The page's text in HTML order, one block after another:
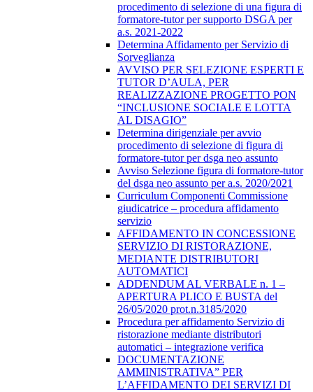
procedimento di selezione di una figura di
formatore-tutor per supporto DSGA per
a.s. 2021-2022
Determina Affidamento per Servizio di
Sorveglianza
AVVISO PER SELEZIONE ESPERTI E
TUTOR D’AULA, PER
REALIZZAZIONE PROGETTO PON
“INCLUSIONE SOCIALE E LOTTA
AL DISAGIO”
Determina dirigenziale per avvio
procedimento di selezione di figura di
formatore-tutor per dsga neo assunto
Avviso Selezione figura di formatore-tutor
del dsga neo assunto per a.s. 2020/2021
Curriculum Componenti Commissione
giudicatrice – procedura affidamento
servizio
AFFIDAMENTO IN CONCESSIONE
SERVIZIO DI RISTORAZIONE,
MEDIANTE DISTRIBUTORI
AUTOMATICI
ADDENDUM AL VERBALE n. 1 –
APERTURA PLICO E BUSTA del
26/05/2020 prot.n.3185/2020
Procedura per affidamento Servizio di
ristorazione mediante distributori
automatici – integrazione verifica
DOCUMENTAZIONE
AMMINISTRATIVA” PER
L’AFFIDAMENTO DEI SERVIZI DI